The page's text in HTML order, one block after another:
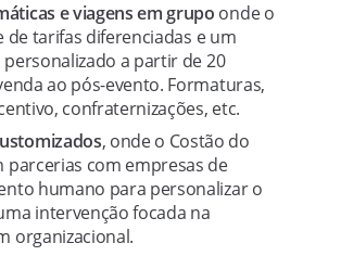
e viagens em grupo onde o
de tarifas diferenciadas e um
a partir de 20
ao pós-evento. Formaturas,
confraternizações, etc.
, onde o Costão do
parcerias com empresas de
humano para personalizar o
intervenção focada na
organizacional.